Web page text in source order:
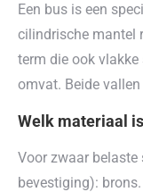
Een bus is een
cilindrische mantel
term die ook
omvat. Beide
Welk materiaal
Voor zwaar belaste
bevestiging):